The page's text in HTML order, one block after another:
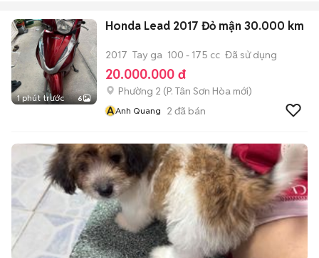
1 phút trước 6
Honda Lead 2017 Đỏ mận 30.000 km
2017 Tay ga 100 - 175 cc Đã sử dụng
20.000.000 đ
Phường 2 (P. Tân Sơn Hòa mới)
AAnh Quang 2 đã bán